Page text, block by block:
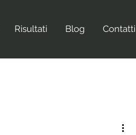
Risultati Blog Contatti